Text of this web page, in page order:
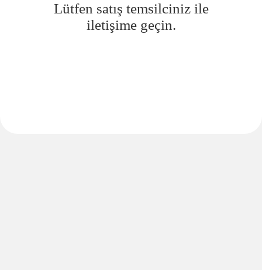
Lütfen satış temsilciniz ile
iletişime geçin.